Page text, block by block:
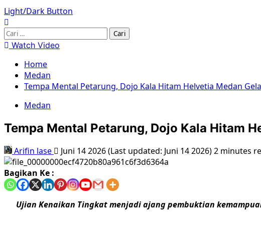
Light/Dark Button
Watch Video
Home
Medan
Tempa Mental Petarung, Dojo Kala Hitam Helvetia Medan
Medan
Tempa Mental Petarung, Dojo Kala Hitam
Arifin lase Juni 14 2026 (Last updated: Juni 14 2026)2 minutes
Bagikan Ke :
Ujian Kenaikan Tingkat menjadi ajang pembuktian